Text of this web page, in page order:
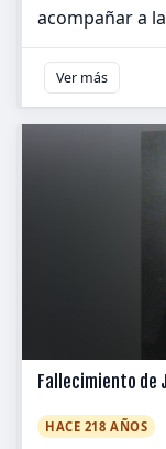
acompañar a
Ver más
Fallecimiento de
HACE 218 AÑOS